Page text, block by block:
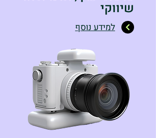
שיווקי
למידע נוסף